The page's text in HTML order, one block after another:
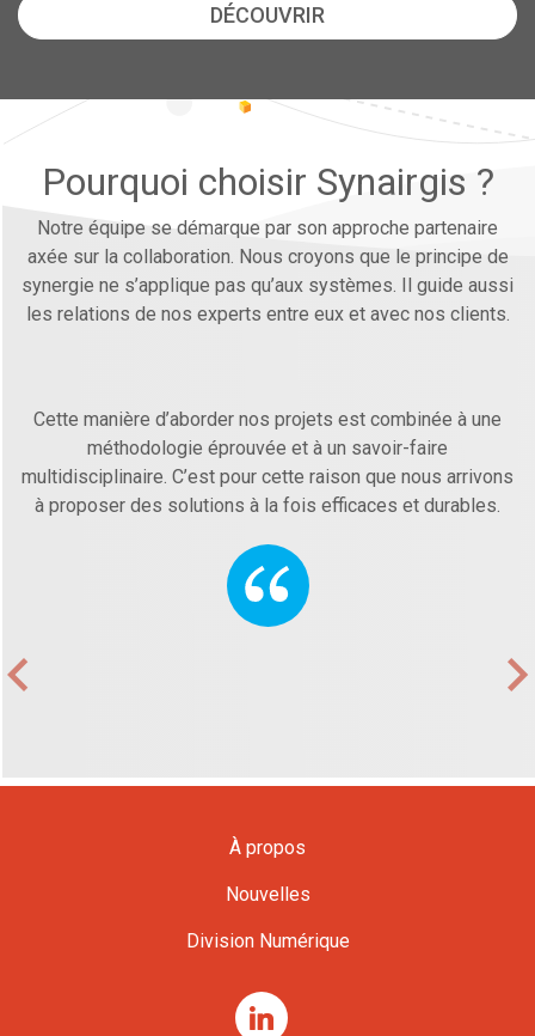
DÉCOUVRIR
Pourquoi choisir Synairgis ?
Notre équipe se démarque par son approche partenaire
axée sur la collaboration. Nous croyons que le principe de
synergie ne s’applique pas qu’aux systèmes. Il guide aussi
les relations de nos experts entre eux et avec nos clients.
Cette manière d’aborder nos projets est combinée à une
méthodologie éprouvée et à un savoir-faire
multidisciplinaire. C’est pour cette raison que nous arrivons
à proposer des solutions à la fois efficaces et durables.
À propos
Nouvelles
Division Numérique